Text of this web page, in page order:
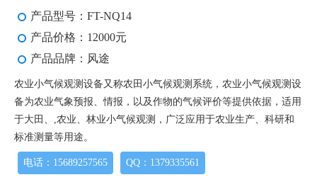
产品型号：FT-NQ14
产品价格：12000元
产品品牌：风途
农业小气候观测设备又称农田小气候观测系统，农业小气候观测设
备为农业气象预报、情报，以及作物的气候评价等提供依据，适用
于大田、,农业、林业小气候观测，广泛应用于农业生产、科研和
标准测量等用途。
电话：15689257565 QQ：1379335561